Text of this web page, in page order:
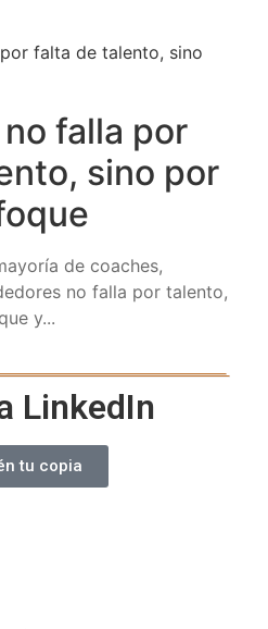
falla por
sino por
de coaches,
no falla por talento,
y...
LinkedIn
tu copia